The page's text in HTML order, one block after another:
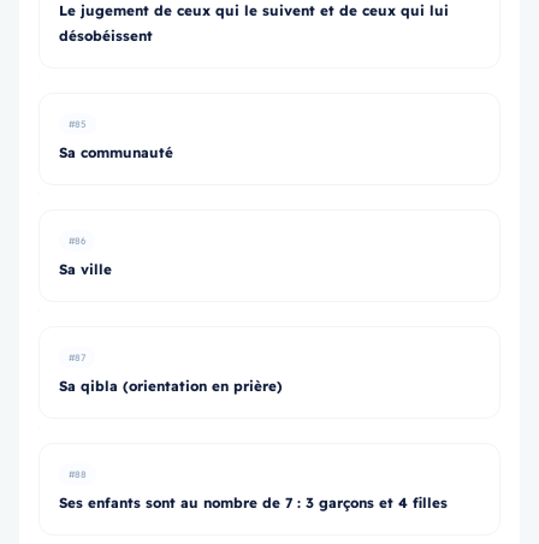
Le jugement de ceux qui le suivent et de ceux qui lui
désobéissent
#85
Sa communauté
#86
Sa ville
#87
Sa qibla (orientation en prière)
#88
Ses enfants sont au nombre de 7 : 3 garçons et 4 filles